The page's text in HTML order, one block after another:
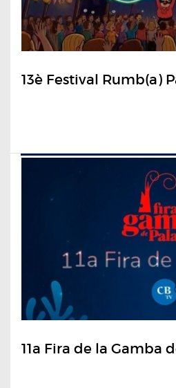
13è Festival Rumb(a)
11a Fira de la Gamba